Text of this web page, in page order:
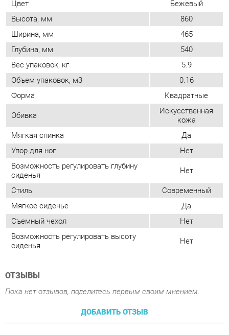
Вес упаковок, кг
5.9
Объем упаковок, м3
0.16
Форма Квадратные
Обивка Искусственная
кожа
Мягкая спинка
Да
Упор для ног
Нет
Возможность регулировать глубину
Нет
Современный
Мягкое сиденье
Да
Съемный чехол
Нет
Возможность регулировать высоту
сиденья Нет
ОТЗЫВЫ
Пока нет отзывов, поделитесь первым своим мнением.
ДОБАВИТЬ ОТЗЫВ